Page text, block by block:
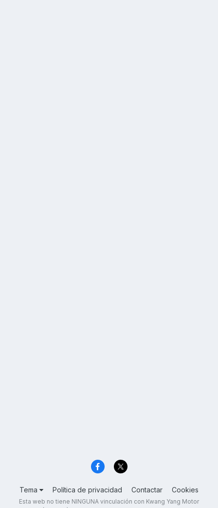
Tema Política de privacidad Contactar Cookies
Esta web no tiene NINGUNA vinculación con Kwang Yang Motor